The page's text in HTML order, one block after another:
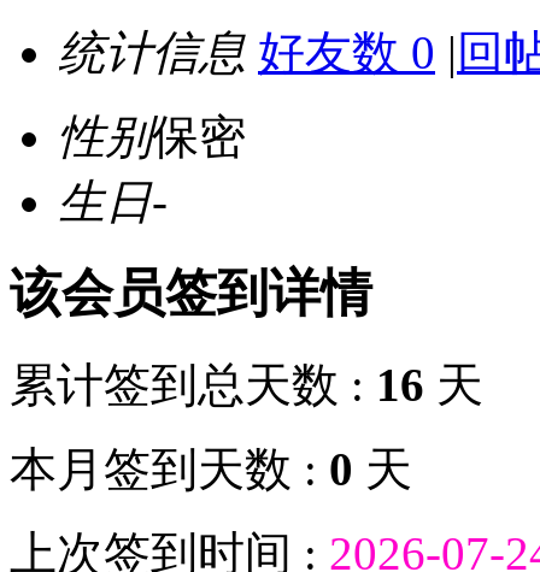
统计信息 好友数 0 | 回
性别保密
生日-
该会员签到详情
累计签到总天数 : 16 天
本月签到天数 : 0 天
上次签到时间 : 2026-07-